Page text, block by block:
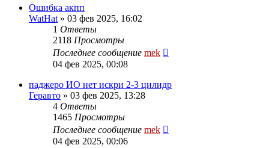
Ошибка акпп
WatHat » 03 фев 2025, 16:02
1 Ответы
2118 Просмотры
Последнее сообщение mek
04 фев 2025, 00:08
паджеро ИО нет искри 2-3 цилидр
Геравто » 03 фев 2025, 13:28
4 Ответы
1465 Просмотры
Последнее сообщение mek
04 фев 2025, 00:06